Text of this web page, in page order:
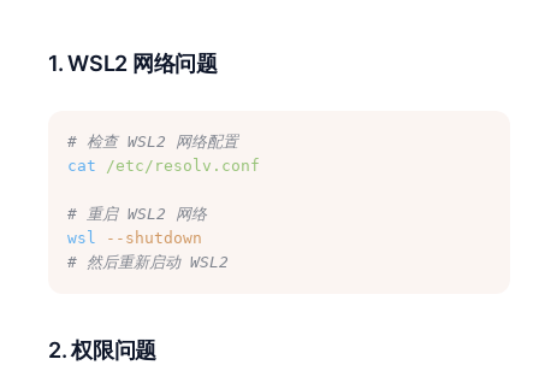
1. WSL2 网络问题
# 检查 WSL2 网络配置
cat
/etc/resolv.conf
# 重启 WSL2 网络
wsl
--shutdown
# 然后重新启动 WSL2
2. 权限问题